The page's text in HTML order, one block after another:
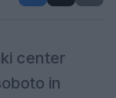
center
in